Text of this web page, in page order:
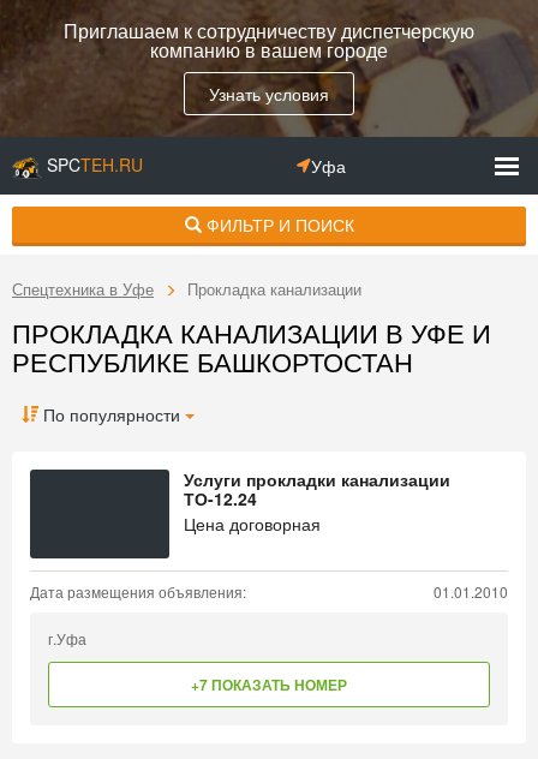
Приглашаем к сотрудничеству диспетчерскую
компанию в вашем городе
Узнать условия
SPCTEH.RU Уфа
ФИЛЬТР И ПОИСК
Спецтехника в Уфе Прокладка канализации
ПРОКЛАДКА КАНАЛИЗАЦИИ В УФЕ И
РЕСПУБЛИКЕ БАШКОРТОСТАН
По популярности
Услуги прокладки канализации
ТО-12.24
Цена договорная
Дата размещения объявления: 01.01.2010
г.Уфа
+7 ПОКАЗАТЬ НОМЕР